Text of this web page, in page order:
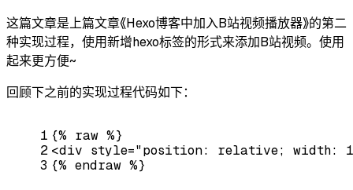
这篇文章是上篇文章《Hexo博客中加入B站视频播放器》的第二
种实现过程，使用新增hexo标签的形式来添加B站视频。使用
起来更方便~
回顾下之前的实现过程代码如下：
1
2
3
{% raw %}
<div style="position: relative; width:
{% endraw %}